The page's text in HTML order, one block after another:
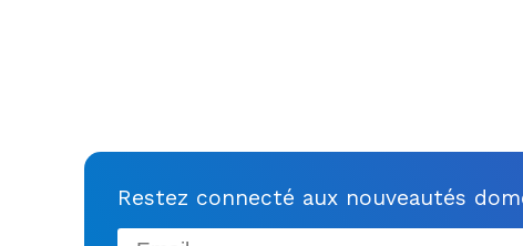
Restez connecté aux nouveautés